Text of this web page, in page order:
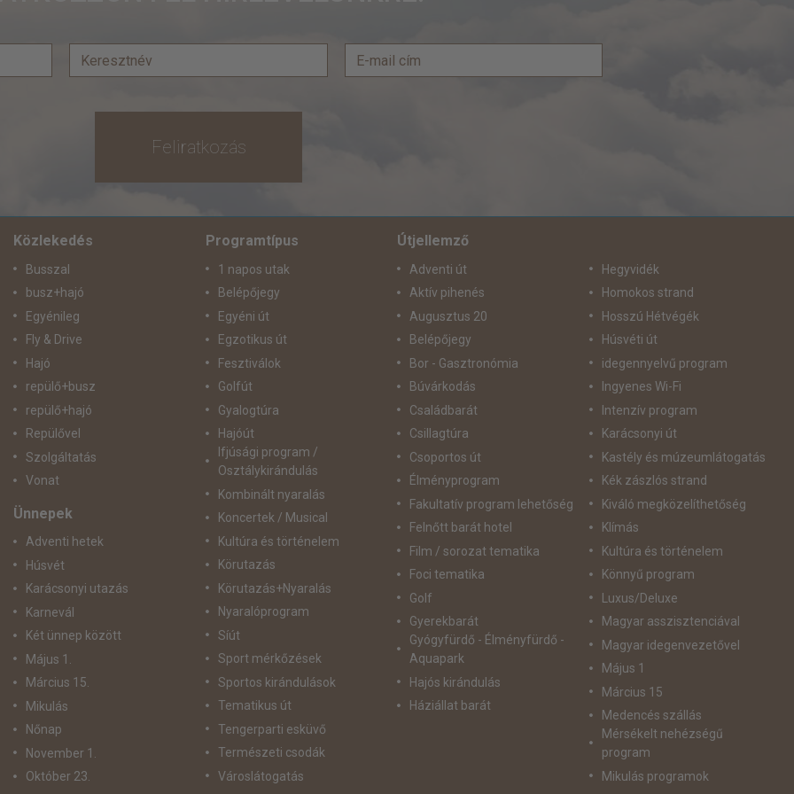
Feliratkozás
Közlekedés
Busszal
busz+hajó
Egyénileg
Fly & Drive
Hajó
repülő+busz
repülő+hajó
Repülővel
Szolgáltatás
Vonat
Ünnepek
Adventi hetek
Húsvét
Karácsonyi utazás
Karnevál
Két ünnep között
Május 1.
Március 15.
Mikulás
Nőnap
November 1.
Október 23.
Programtípus
1 napos utak
Belépőjegy
Egyéni út
Egzotikus út
Fesztiválok
Golfút
Gyalogtúra
Hajóút
Ifjúsági program /
Osztálykirándulás
Kombinált nyaralás
Koncertek / Musical
Kultúra és történelem
Körutazás
Körutazás+Nyaralás
Nyaralóprogram
Síút
Sport mérkőzések
Sportos kirándulások
Tematikus út
Tengerparti esküvő
Természeti csodák
Városlátogatás
Útjellemző
Adventi út
Aktív pihenés
Augusztus 20
Belépőjegy
Bor - Gasztronómia
Búvárkodás
Családbarát
Csillagtúra
Csoportos út
Élményprogram
Fakultatív program lehetőség
Felnőtt barát hotel
Film / sorozat tematika
Foci tematika
Golf
Gyerekbarát
Gyógyfürdő - Élményfürdő -
Aquapark
Hajós kirándulás
Háziállat barát
Hegyvidék
Homokos strand
Hosszú Hétvégék
Húsvéti út
idegennyelvű program
Ingyenes Wi-Fi
Intenzív program
Karácsonyi út
Kastély és múzeumlátogatás
Kék zászlós strand
Kiváló megközelíthetőség
Klímás
Kultúra és történelem
Könnyű program
Luxus/Deluxe
Magyar asszisztenciával
Magyar idegenvezetővel
Május 1
Március 15
Medencés szállás
Mérsékelt nehézségű
program
Mikulás programok